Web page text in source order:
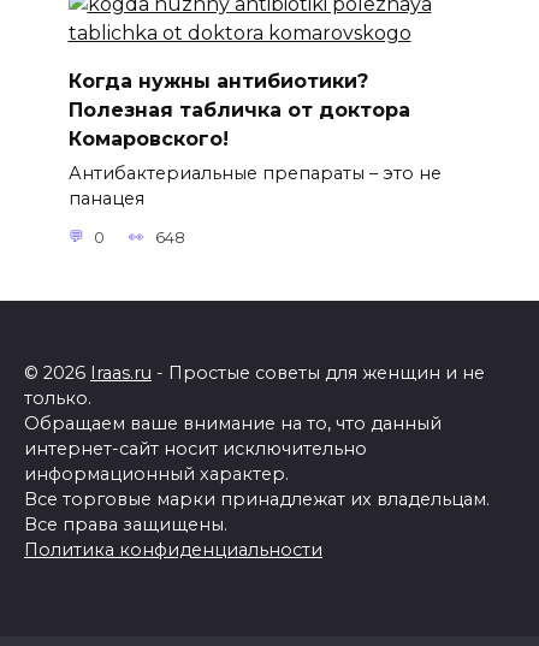
Когда нужны антибиотики?
Полезная табличка от доктора
Комаровского!
Антибактериальные препараты – это не
панацея
0 648
© 2026 Iraas.ru - Простые советы для женщин и не
только.
Обращаем ваше внимание на то, что данный
интернет-сайт носит исключительно
информационный характер.
Все торговые марки принадлежат их владельцам.
Все права защищены.
Политика конфиденциальности